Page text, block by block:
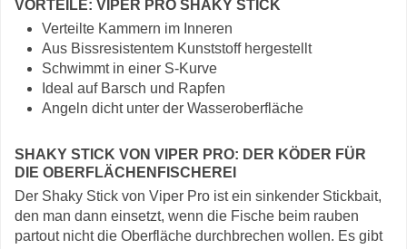
VORTEILE: VIPER PRO SHAKY STICK
Verteilte Kammern im Inneren
Aus Bissresistentem Kunststoff hergestellt
Schwimmt in einer S-Kurve
Ideal auf Barsch und Rapfen
Angeln dicht unter der Wasseroberfläche
SHAKY STICK VON VIPER PRO: DER KÖDER FÜR
DIE OBERFLÄCHENFISCHEREI
Der Shaky Stick von Viper Pro ist ein sinkender Stickbait,
den man dann einsetzt, wenn die Fische beim rauben
partout nicht die Oberfläche durchbrechen wollen. Es gibt